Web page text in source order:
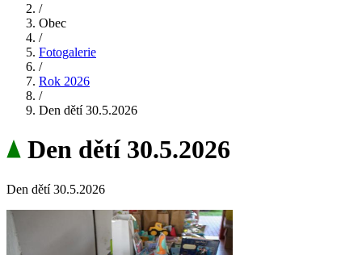
/
Obec
/
Fotogalerie
/
Rok 2026
/
Den dětí 30.5.2026
Den dětí 30.5.2026
Den dětí 30.5.2026